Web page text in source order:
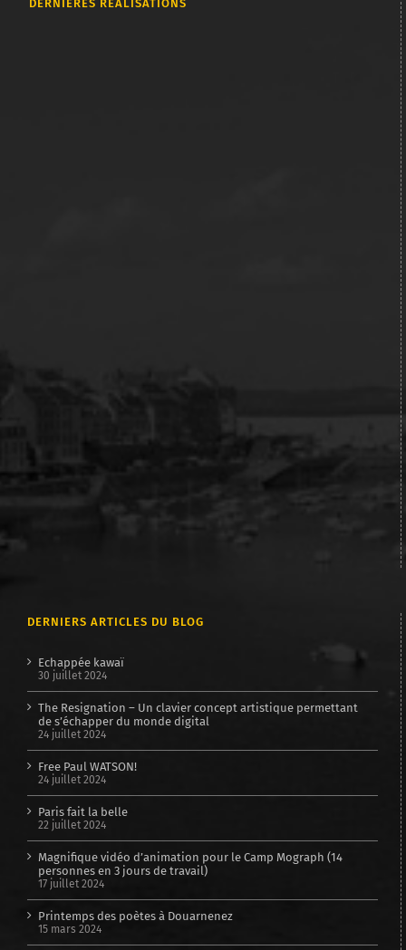
DERNIÈRES RÉALISATIONS
DERNIERS ARTICLES DU BLOG
Echappée kawaï
30 juillet 2024
The Resignation – Un clavier concept artistique permettant
de s’échapper du monde digital
24 juillet 2024
Free Paul WATSON!
24 juillet 2024
Paris fait la belle
22 juillet 2024
Magnifique vidéo d’animation pour le Camp Mograph (14
personnes en 3 jours de travail)
17 juillet 2024
Printemps des poètes à Douarnenez
15 mars 2024